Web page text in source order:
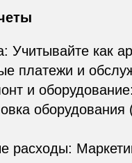
Учитывайте как
платежи и
и
расходы: